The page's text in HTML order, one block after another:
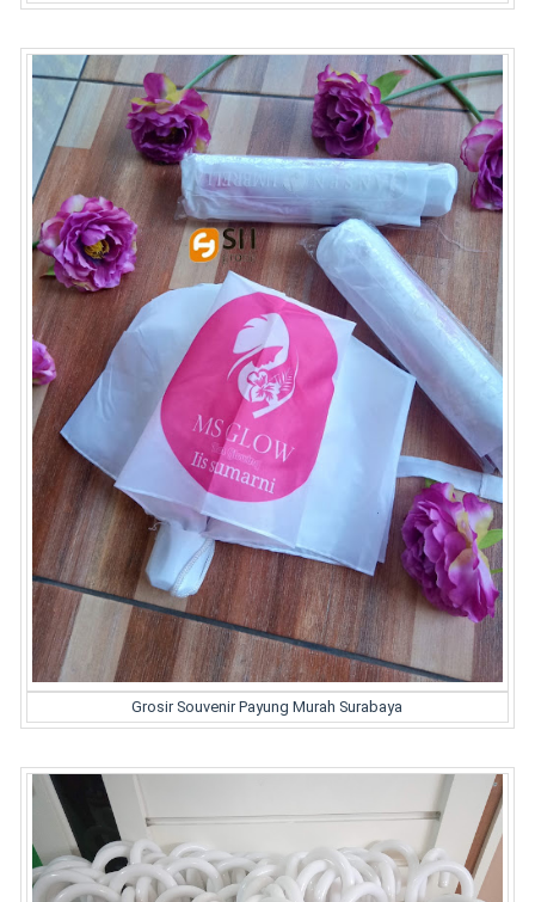
Grosir Souvenir Payung Murah Surabaya